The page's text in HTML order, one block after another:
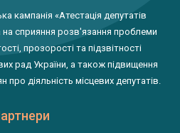
кампанія «Атестація депутатів
сприяння розв'язання проблеми
прозорості та підзвітності
рад України, а також підвищення
діяльність місцевих депутатів.